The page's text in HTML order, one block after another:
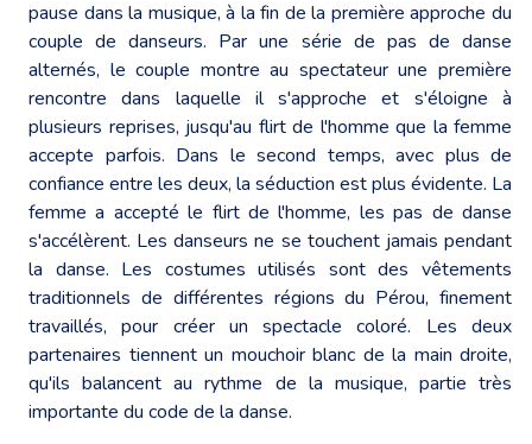
pause dans la musique, à la fin de la première approche du
couple de danseurs. Par une série de pas de danse
alternés, le couple montre au spectateur une première
rencontre dans laquelle il s'approche et s'éloigne à
plusieurs reprises, jusqu'au flirt de l'homme que la femme
accepte parfois. Dans le second temps, avec plus de
confiance entre les deux, la séduction est plus évidente. La
femme a accepté le flirt de l'homme, les pas de danse
s'accélèrent. Les danseurs ne se touchent jamais pendant
la danse. Les costumes utilisés sont des vêtements
traditionnels de différentes régions du Pérou, finement
travaillés, pour créer un spectacle coloré. Les deux
partenaires tiennent un mouchoir blanc de la main droite,
qu'ils balancent au rythme de la musique, partie très
importante du code de la danse.